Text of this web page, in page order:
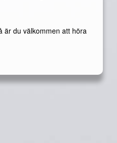
är du välkommen att höra